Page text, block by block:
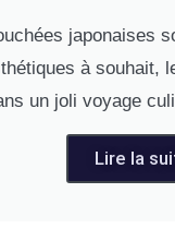
japonaises
à souhait,
un joli voyage
Lire la